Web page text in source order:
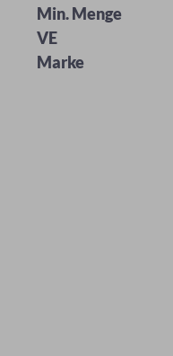
Min. Menge
VE
Marke